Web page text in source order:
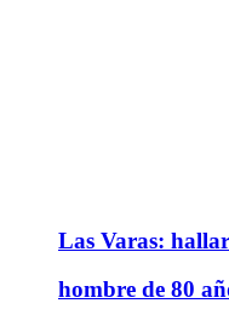
Las Varas:
hombre de 80